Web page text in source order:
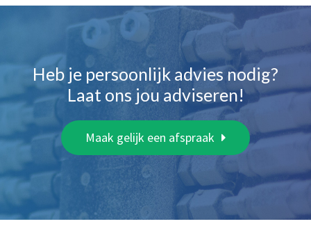
Heb je persoonlijk advies nodig?
Laat ons jou adviseren!
Maak gelijk een afspraak